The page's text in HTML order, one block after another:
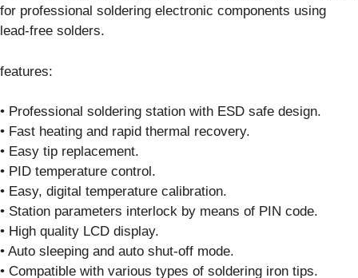
for professional soldering electronic components using
lead-free solders.
features:
• Professional soldering station with ESD safe design.
• Fast heating and rapid thermal recovery.
• Easy tip replacement.
• PID temperature control.
• Easy, digital temperature calibration.
• Station parameters interlock by means of PIN code.
• High quality LCD display.
• Auto sleeping and auto shut-off mode.
• Compatible with various types of soldering iron tips.